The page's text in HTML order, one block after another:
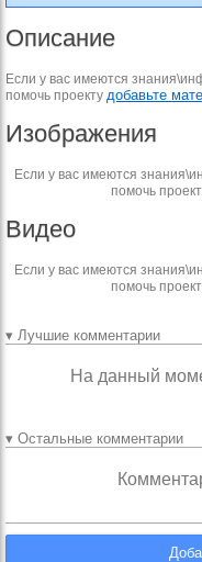
Описание
Если у вас имеются
помочь проекту добавьте
Изображения
Если у вас имеются
помочь
Видео
Если у вас имеются
помочь
▾ Лучшие комментарии
На данный
▾ Остальные комментарии